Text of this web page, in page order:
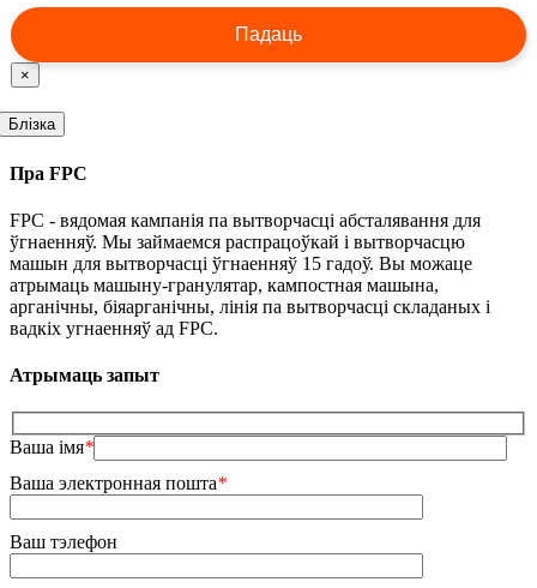
×
Блізка
Пра FPC
FPC - вядомая кампанія па вытворчасці абсталявання для
ўгнаенняў. Мы займаемся распрацоўкай і вытворчасцю
машын для вытворчасці ўгнаенняў 15 гадоў. Вы можаце
атрымаць машыну-гранулятар, кампостная машына,
арганічны, біяарганічны, лінія па вытворчасці складаных і
вадкіх угнаенняў ад FPC.
Атрымаць запыт
Ваша імя*
Ваша электронная пошта*
Ваш тэлефон